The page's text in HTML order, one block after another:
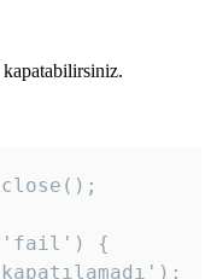
'fail') {